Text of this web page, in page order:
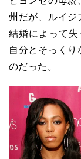
州だが、ルイジ
結婚によって失
自分とそっく
のだった。